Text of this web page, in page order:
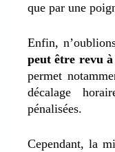
que par une
Enfin,
peut être revu
permet
décalage
pénalisées.
Cependant, la